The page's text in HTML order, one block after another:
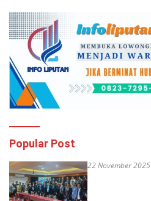
Popular Post
22 November 2025